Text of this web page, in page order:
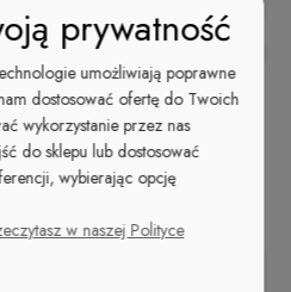
znajomemu
od 9,99 zł - ORLEN Paczka
kosztów płatności
sprawdź formy dostawy
prywatność
umożliwiają poprawne
dostosować ofertę do Twoich
wykorzystanie przez nas
do sklepu lub dostosować
wybierając opcję
w naszej Polityce